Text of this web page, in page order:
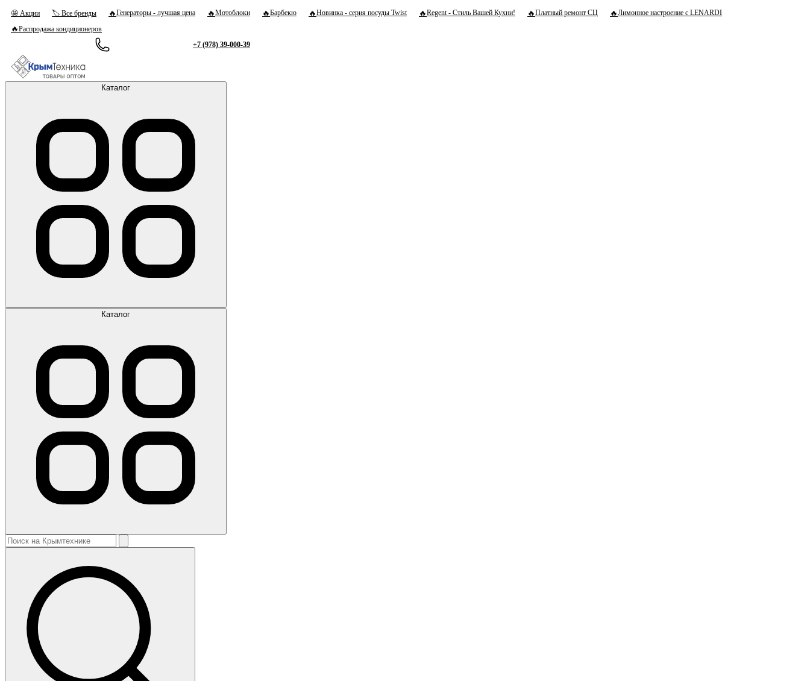
🤩 Акции 🏷 Все бренды 🔥Генераторы - лучшая цена 🔥Мотоблоки 🔥Барбекю 🔥Новинка - серия посуды Twist 🔥Regent - Стиль Вашей Кухни! 🔥Платный ремонт СЦ 🔥Лимонное настроение с LENARDI
🔥Распродажа кондиционеров
+7 (978) 39-000-39